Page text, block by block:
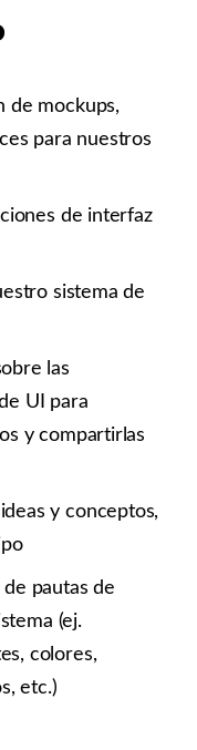
de mockups,
para nuestros
de interfaz
sistema de
las
UI para
y compartirlas
y conceptos,
de pautas de
(ej.
colores,
etc.)